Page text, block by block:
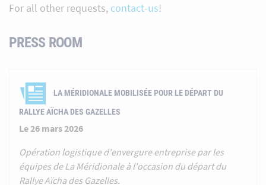
For all other requests, contact-us!
PRESS ROOM
LA MÉRIDIONALE MOBILISÉE POUR LE DÉPART DU
RALLYE AÏCHA DES GAZELLES
Le 26 mars 2026
Opération logistique d'envergure entreprise par les
équipes de La Méridionale à l'occasion du départ du
Rallye Aïcha des Gazelles.